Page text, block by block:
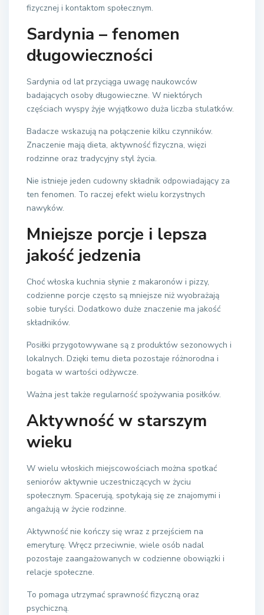
fizycznej i kontaktom społecznym.
Sardynia – fenomen
długowieczności
Sardynia od lat przyciąga uwagę naukowców
badających osoby długowieczne. W niektórych
częściach wyspy żyje wyjątkowo duża liczba stulatków.
Badacze wskazują na połączenie kilku czynników.
Znaczenie mają dieta, aktywność fizyczna, więzi
rodzinne oraz tradycyjny styl życia.
Nie istnieje jeden cudowny składnik odpowiadający za
ten fenomen. To raczej efekt wielu korzystnych
nawyków.
Mniejsze porcje i lepsza
jakość jedzenia
Choć włoska kuchnia słynie z makaronów i pizzy,
codzienne porcje często są mniejsze niż wyobrażają
sobie turyści. Dodatkowo duże znaczenie ma jakość
składników.
Posiłki przygotowywane są z produktów sezonowych i
lokalnych. Dzięki temu dieta pozostaje różnorodna i
bogata w wartości odżywcze.
Ważna jest także regularność spożywania posiłków.
Aktywność w starszym
wieku
W wielu włoskich miejscowościach można spotkać
seniorów aktywnie uczestniczących w życiu
społecznym. Spacerują, spotykają się ze znajomymi i
angażują w życie rodzinne.
Aktywność nie kończy się wraz z przejściem na
emeryturę. Wręcz przeciwnie, wiele osób nadal
pozostaje zaangażowanych w codzienne obowiązki i
relacje społeczne.
To pomaga utrzymać sprawność fizyczną oraz
psychiczną.